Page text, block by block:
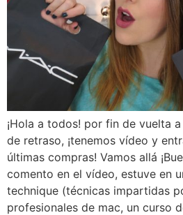
¡Hola a todos! por fin de vuelta
de retraso, ¡tenemos vídeo y
últimas compras! Vamos allá
comento en el vídeo, estuve en
technique (técnicas impartidas
profesionales de mac, un curso